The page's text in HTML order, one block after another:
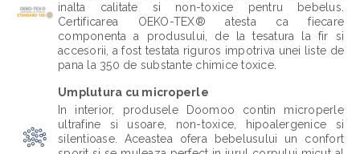
inalta calitate si non-toxice pentru bebelus.
Certificarea OEKO-TEX® atesta ca fiecare
componenta a produsului, de la tesatura la fir si
accesorii, a fost testata riguros impotriva unei liste de
pana la 350 de substante chimice toxice.
Umplutura cu microperle
In interior, produsele Doomoo contin microperle
ultrafine si usoare, non-toxice, hipoalergenice si
silentioase. Aceastea ofera bebelusului un confort